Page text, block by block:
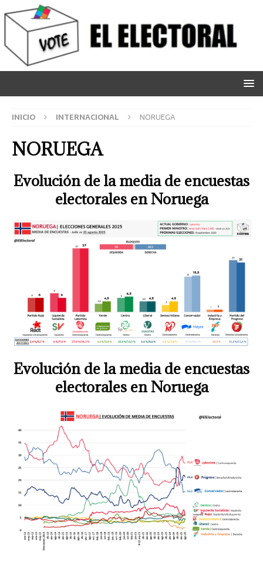
INICIO INTERNACIONAL NORUEGA
NORUEGA
Evolución de la media de encuestas
electorales en Noruega
Evolución de la media de encuestas
electorales en Noruega